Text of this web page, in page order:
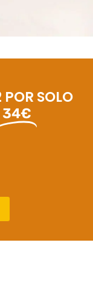
POR SOLO
34€